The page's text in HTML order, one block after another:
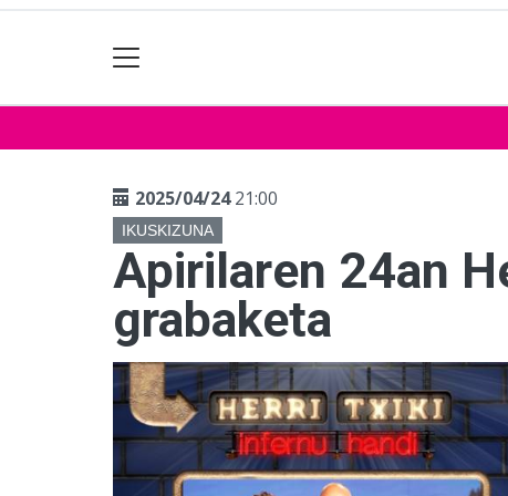
2025/04/2421:00
IKUSKIZUNA
Apirilaren 24an
grabaketa